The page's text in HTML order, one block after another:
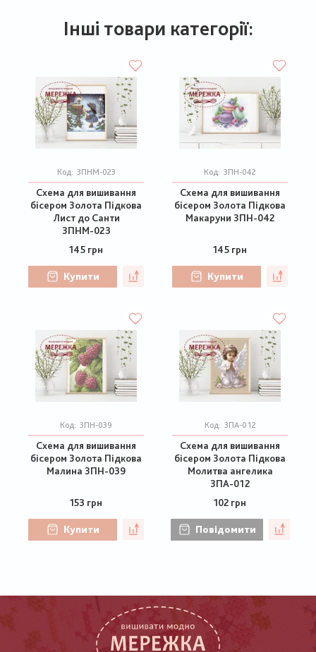
Інші товари категорії:
Код: ЗПНМ-023
Схема для вишивання
бісером Золота Підкова
Лист до Санти
ЗПНМ-023
145 грн
Купити
Код: ЗПН-042
Схема для вишивання
бісером Золота Підкова
Макаруни ЗПН-042
145 грн
Купити
Код: ЗПН-039
Схема для вишивання
бісером Золота Підкова
Малина ЗПН-039
153 грн
Купити
Код: ЗПА-012
Схема для вишивання
бісером Золота Підкова
Молитва ангелика
ЗПА-012
102 грн
Повідомити